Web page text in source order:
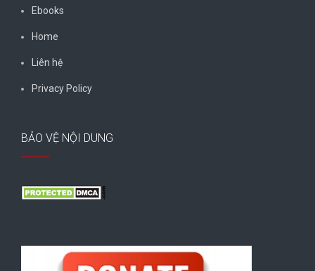
Ebooks
Home
Liên hệ
Privacy Policy
BẢO VỆ NỘI DUNG